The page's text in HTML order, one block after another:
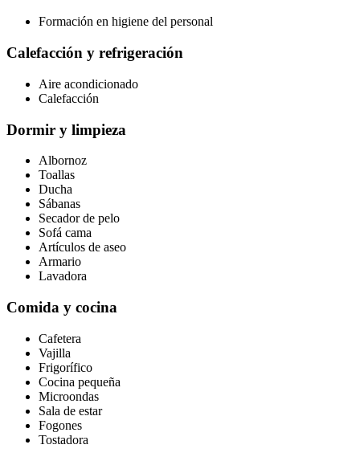
Formación en higiene del personal
Calefacción y refrigeración
Aire acondicionado
Calefacción
Dormir y limpieza
Albornoz
Toallas
Ducha
Sábanas
Secador de pelo
Sofá cama
Artículos de aseo
Armario
Lavadora
Comida y cocina
Cafetera
Vajilla
Frigorífico
Cocina pequeña
Microondas
Sala de estar
Fogones
Tostadora